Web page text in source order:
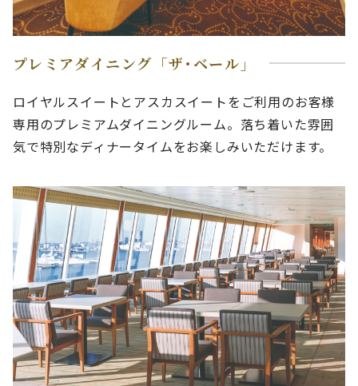
プレミアダイニング「ザ･ベール」
ロイヤルスイートとアスカスイートをご利用のお客様
専用のプレミアムダイニングルーム。落ち着いた雰囲
気で特別なディナータイムをお楽しみいただけます。